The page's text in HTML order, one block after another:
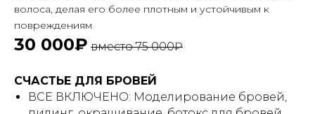
волоса, делая его более плотным и устойчивым к
повреждениям
30 000₽ вместо 75 000₽
СЧАСТЬЕ ДЛЯ БРОВЕЙ
ВСЕ ВКЛЮЧЕНО: Моделирование бровей,